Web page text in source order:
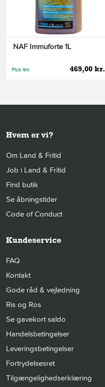
NAF Immuforte 1L
469,00 kr.
Plus lev.
Hvem er vi?
Om Land & Fritid
Job i Land & Fritid
Find butik
Se åbningstider
Code of Conduct
Kundeservice
FAQ
Kontakt
Gode råd & vejledning
Ris og Ros
Se gavekort saldo
Handelsbetingelser
Leveringsbetingelser
Fortrydelsesret
Tilgængelighedserklæring